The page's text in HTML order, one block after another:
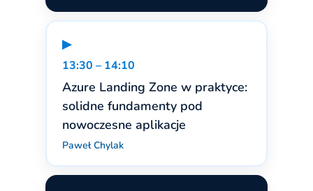
▶
13:30 – 14:10
Azure Landing Zone w praktyce:
solidne fundamenty pod
nowoczesne aplikacje
Paweł Chylak